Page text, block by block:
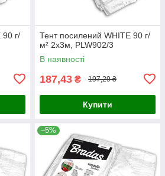
90 г/
Тент посилений WHITE 90 г/
м² 2х3м, PLW902/3
В наявності
187,43 ₴ 197,29 ₴
Купити
–5%